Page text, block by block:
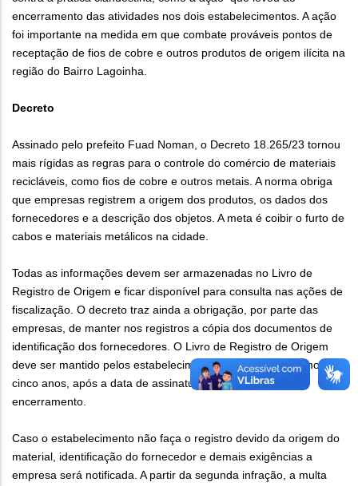
encerramento das atividades nos dois estabelecimentos. A ação
foi importante na medida em que combate prováveis pontos de
receptação de fios de cobre e outros produtos de origem ilícita na
região do Bairro Lagoinha.
Decreto
Assinado pelo prefeito Fuad Noman, o Decreto 18.265/23 tornou
mais rígidas as regras para o controle do comércio de materiais
recicláveis, como fios de cobre e outros metais. A norma obriga
que empresas registrem a origem dos produtos, os dados dos
fornecedores e a descrição dos objetos. A meta é coibir o furto de
cabos e materiais metálicos na cidade.
Todas as informações devem ser armazenadas no Livro de
Registro de Origem e ficar disponível para consulta nas ações de
fiscalização. O decreto traz ainda a obrigação, por parte das
empresas, de manter nos registros a cópia dos documentos de
identificação dos fornecedores. O Livro de Registro de Origem
deve ser mantido pelos estabelecimentos pelo prazo mínimo de
cinco anos, após a data de assinatura do termo de
encerramento.
Caso o estabelecimento não faça o registro devido da origem do
material, identificação do fornecedor e demais exigências a
empresa será notificada. A partir da segunda infração, a multa